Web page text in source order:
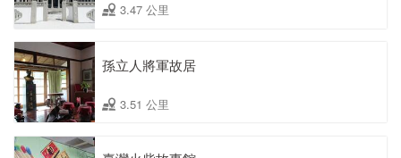
3.47 公里
孫立人將軍故居
3.51 公里